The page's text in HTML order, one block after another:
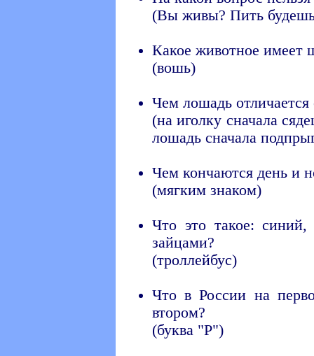
(Вы живы? Пить
Какое животное имеет
(вошь)
Чем лошадь отличается
(на иголку сначала
лошадь сначала
Чем кончаются день и
(мягким знаком)
Что это такое:
зайцами?
(троллейбус)
Что в России на
втором?
(буква "Р")